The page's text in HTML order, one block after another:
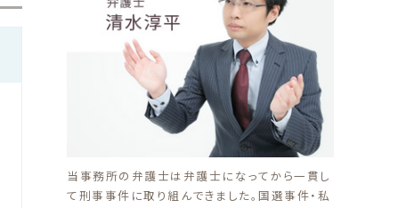
当事務所の弁護士は弁護士になってから一貫し
て刑事事件に取り組んできました。国選事件・私